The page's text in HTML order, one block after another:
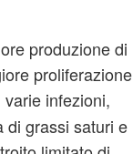
produzione di
proliferazione
infezioni,
di grassi saturi e